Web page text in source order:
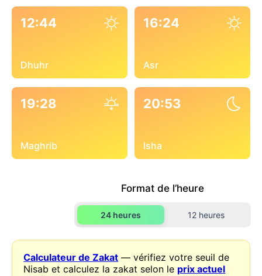
12:44
Dhuhr
16:24
Asr
19:28
Maghrib
20:53
Isha
Format de l’heure
24 heures 12 heures
Calculateur de Zakat — vérifiez votre seuil de
Nisab et calculez la zakat selon le prix actuel